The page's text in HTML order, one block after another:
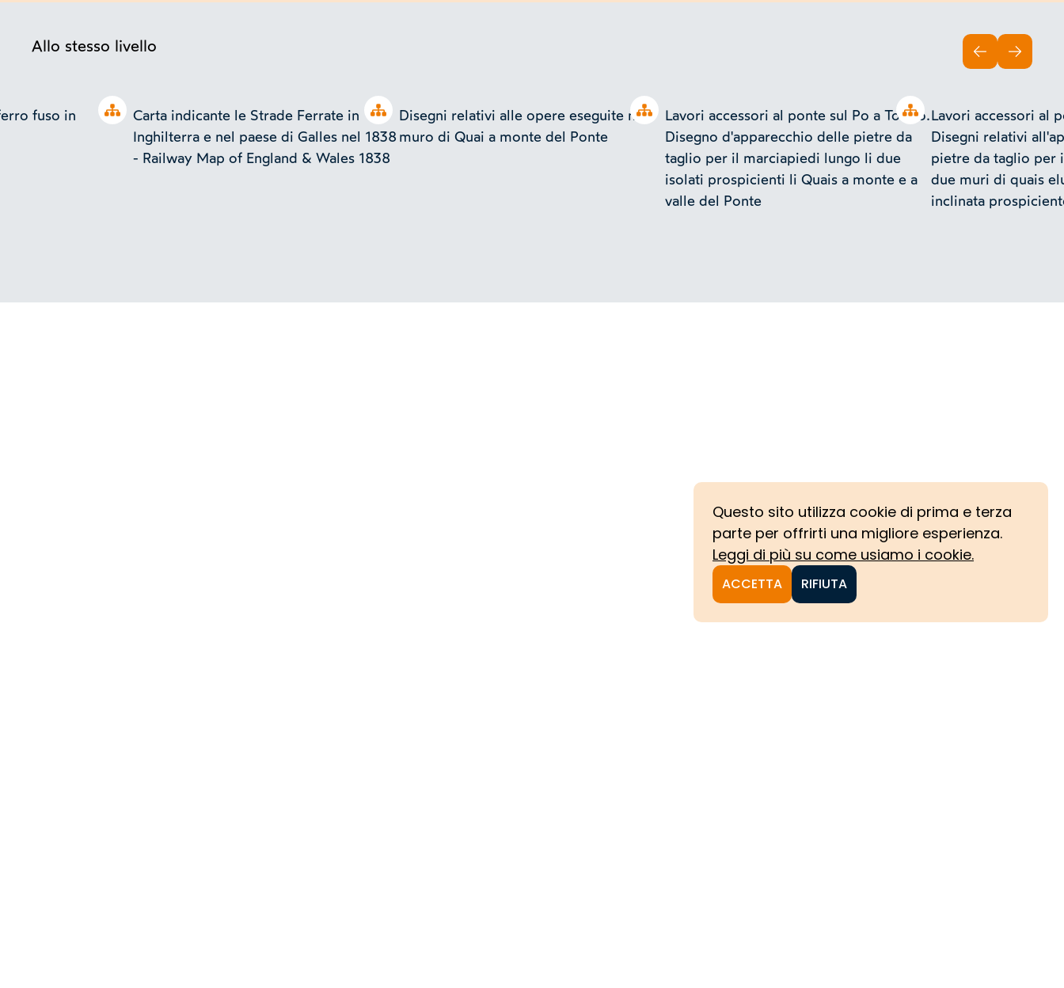
Questo sito utilizza cookie di prima e terza
parte per offrirti una migliore esperienza.
Leggi di più su come usiamo i cookie.
ACCETTA RIFIUTA
Allo stesso livello
Open tree
fuso in Open tree
Carta indicante le Strade Ferrate in
Inghilterra e nel paese di Galles nel 1838
- Railway Map of England & Wales 1838
Open tree
Disegni relativi alle opere eseguite nel
muro di Quai a monte del Ponte
Open tree
Lavori accessori al ponte sul Po a Torino.
Disegno d'apparecchio delle pietre da
taglio per il marciapiedi lungo li due
isolati prospicienti li Quais a monte e a
valle del Ponte
Lavori accessori al
Disegni relativi
pietre da taglio per
due muri di quais
inclinata
INDIETROAVANTI